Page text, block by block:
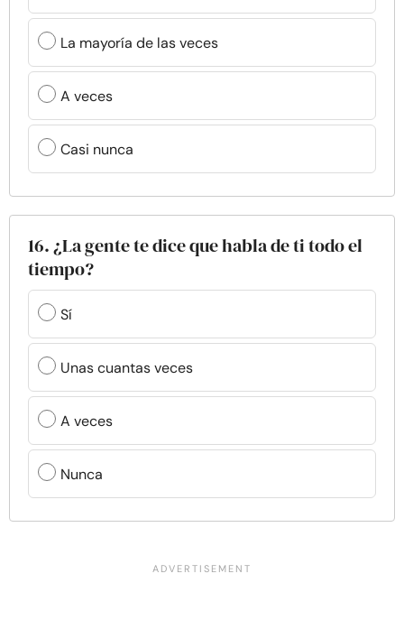
La mayoría de las veces
A veces
Casi nunca
16. ¿La gente te dice que habla de ti todo el
tiempo?
Sí
Unas cuantas veces
A veces
Nunca